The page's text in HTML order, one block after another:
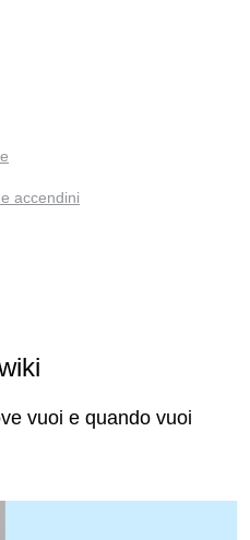
accendini
vuoi e quando vuoi